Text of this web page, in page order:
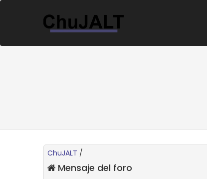
ChuJALT /
Mensaje del foro